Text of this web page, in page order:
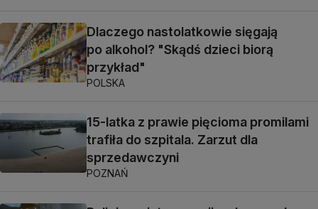
Dlaczego nastolatkowie sięgają
po alkohol? "Skądś dzieci biorą
przykład"
POLSKA
15-latka z prawie pięcioma promilami
trafiła do szpitala. Zarzut dla
sprzedawczyni
POZNAŃ